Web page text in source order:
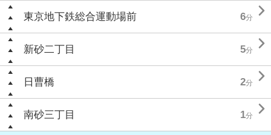
東京地下鉄総合運動場前 6分 
新砂二丁目 5分 
日曹橋 2分 
南砂三丁目 1分 